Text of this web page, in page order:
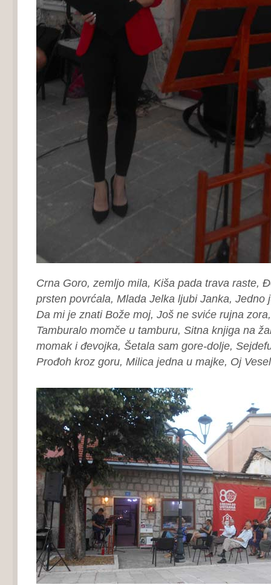
Crna Goro, zemljo mila, Kiša pada trava raste,
prsten povrćala, Mlada Jelka ljubi Janka, Jedno
Da mi je znati Bože moj, Još ne sviće rujna
Tamburalo momče u tamburu, Sitna knjiga na
momak i đevojka, Šetala sam gore-dolje,
Prođoh kroz goru, Milica jedna u majke, Oj